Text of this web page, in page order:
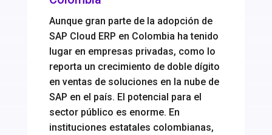
Aunque gran parte de la adopción de
SAP Cloud ERP en Colombia ha tenido
lugar en empresas privadas, como lo
reporta un crecimiento de doble dígito
en ventas de soluciones en la nube de
SAP en el país. El potencial para el
sector público es enorme. En
instituciones estatales colombianas,